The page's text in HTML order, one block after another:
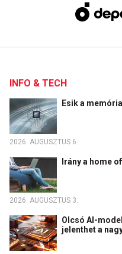
INFO & TECH
Esik a
2026. AUGUSZTUS 6.
Irány a home
2026. AUGUSZTUS 3.
Olcsó AI-
jelenthet a